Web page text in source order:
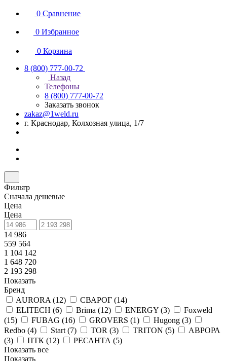
0 Сравнение
0 Избранное
0 Корзина
8 (800) 777-00-72
Назад
Телефоны
8 (800) 777-00-72
Заказать звонок
zakaz@1weld.ru
г. Краснодар, Колхозная улица, 1/7
Фильтр
Сначала дешевые
Цена
Цена
14 986
559 564
1 104 142
1 648 720
2 193 298
Показать
Бренд
AURORA (12) СВАРОГ (14)
ELITECH (6) Brima (12) ENERGY (3)
Foxweld
(15) FUBAG (16) GROVERS (1) Hugong (3)
Redbo (4) Start (7) TOR (3) TRITON (5)
АВРОРА
(3) ПТК (12) РЕСАНТА (5)
Показать все
Показать